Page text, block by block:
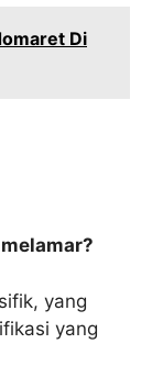
Di
yang
yang